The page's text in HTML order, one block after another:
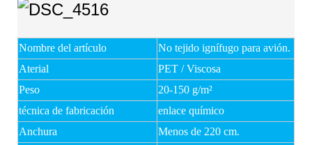
Nombre del artículo
No tejido ignífugo para avión.
Aterial
PET / Viscosa
Peso
20-150 g/m²
técnica de fabricación
enlace químico
Anchura
Menos de 220 cm.